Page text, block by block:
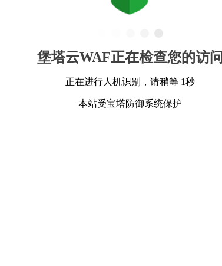
堡塔云WAF正在检查您的访问
正在进行人机识别，请稍等 1秒
本站受宝塔防御系统保护